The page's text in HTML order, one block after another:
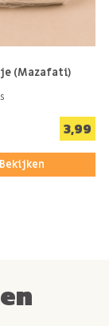
(Mazafati)
3,99
Bekijken